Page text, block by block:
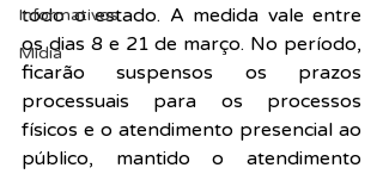
Informativos
Midia
todo o estado. A medida vale entre
os dias 8 e 21 de março. No período,
ficarão suspensos os prazos
processuais para os processos
físicos e o atendimento presencial ao
público, mantido o atendimento